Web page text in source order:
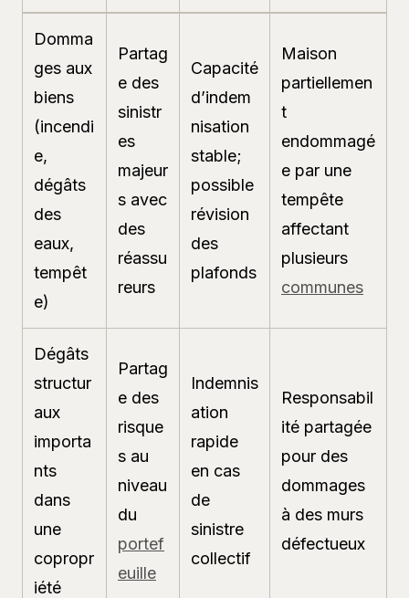
Domma
ges aux
biens
(incendi
e,
dégâts
des
eaux,
tempêt
e)
Partag
e des
sinistr
es
majeur
s avec
des
réassu
reurs
Capacité
d’indem
nisation
stable;
possible
révision
des
plafonds
Maison
partiellemen
t
endommagé
e par une
tempête
affectant
plusieurs
communes
Dégâts
structur
aux
importa
nts
dans
une
copropr
iété
Partag
e des
risque
s au
niveau
du
portef
euille
Indemnis
ation
rapide
en cas
de
sinistre
collectif
Responsabil
ité partagée
pour des
dommages
à des murs
défectueux